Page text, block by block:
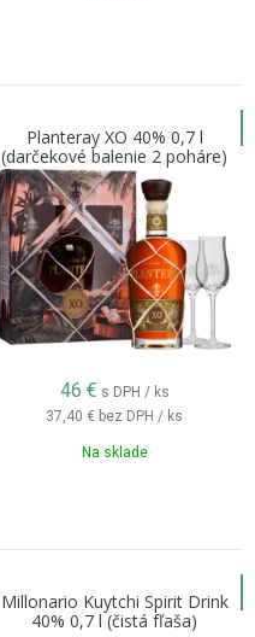
Planteray XO 40% 0,7 l
(darčekové balenie 2 poháre)
46 € s DPH / ks
37,40 € bez DPH / ks
Na sklade
Millonario Kuytchi Spirit Drink
40% 0,7 l (čistá fľaša)